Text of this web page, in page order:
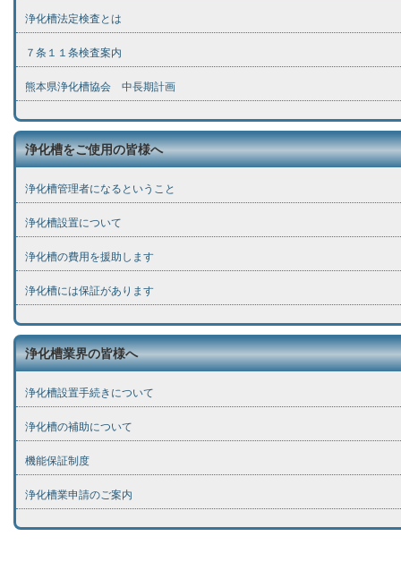
浄化槽法定検査とは
７条１１条検査案内
熊本県浄化槽協会 中長期計画
浄化槽をご使用の皆様へ
浄化槽管理者になるということ
浄化槽設置について
浄化槽の費用を援助します
浄化槽には保証があります
浄化槽業界の皆様へ
浄化槽設置手続きについて
浄化槽の補助について
機能保証制度
浄化槽業申請のご案内